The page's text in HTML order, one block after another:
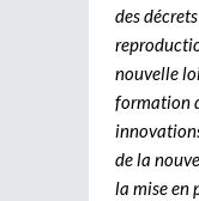
des
nouvelle
formation
de la
la mise en